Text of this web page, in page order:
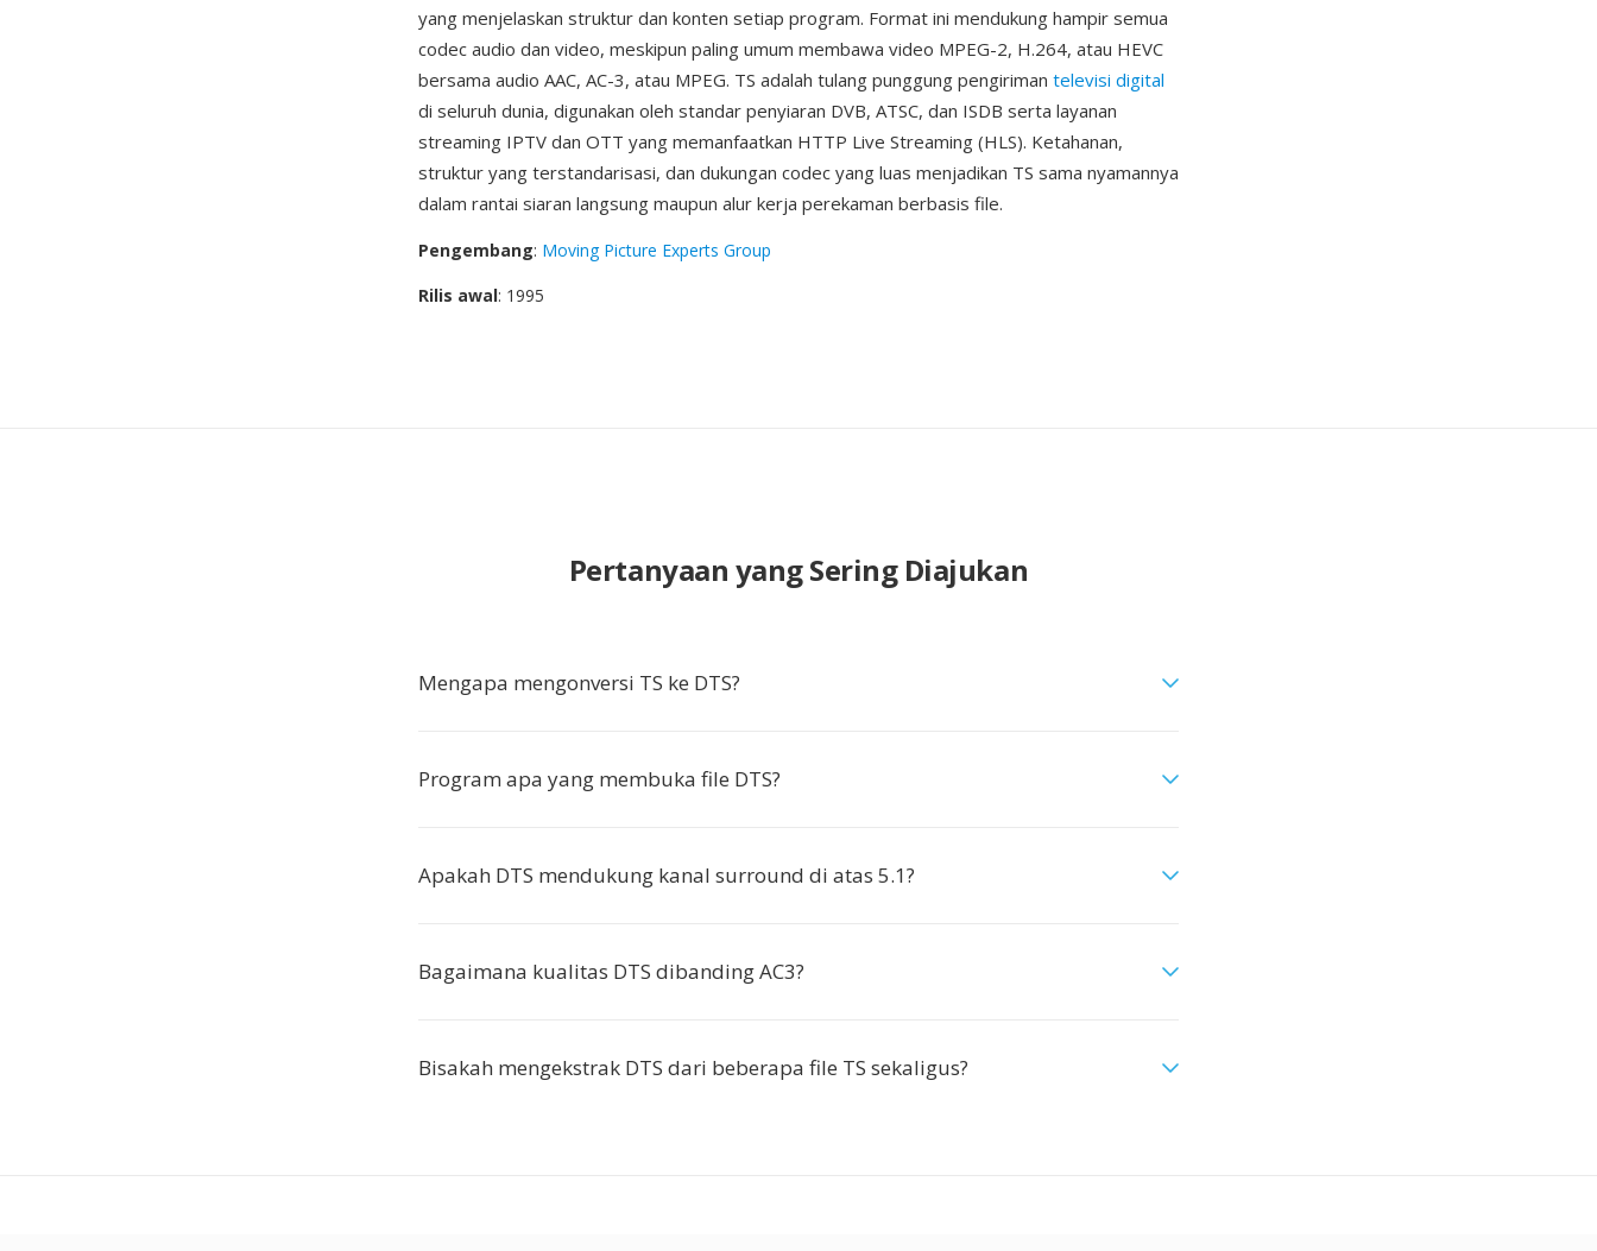
yang menjelaskan struktur dan konten setiap program. Format ini mendukung hampir semua
codec audio dan video, meskipun paling umum membawa video MPEG-2, H.264, atau HEVC
bersama audio AAC, AC-3, atau MPEG. TS adalah tulang punggung pengiriman televisi digital
di seluruh dunia, digunakan oleh standar penyiaran DVB, ATSC, dan ISDB serta layanan
streaming IPTV dan OTT yang memanfaatkan HTTP Live Streaming (HLS). Ketahanan,
struktur yang terstandarisasi, dan dukungan codec yang luas menjadikan TS sama nyamannya
dalam rantai siaran langsung maupun alur kerja perekaman berbasis file.
Pengembang: Moving Picture Experts Group
Rilis awal: 1995
Pertanyaan yang Sering Diajukan
Mengapa mengonversi TS ke DTS?
Program apa yang membuka file DTS?
Apakah DTS mendukung kanal surround di atas 5.1?
Bagaimana kualitas DTS dibanding AC3?
Bisakah mengekstrak DTS dari beberapa file TS sekaligus?